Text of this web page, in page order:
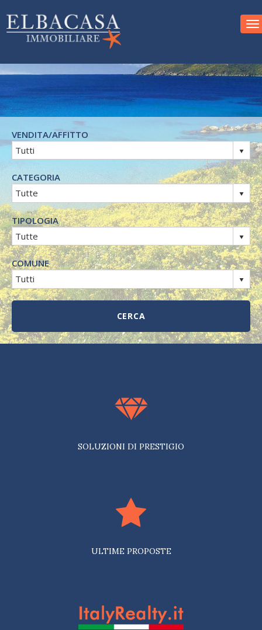
VENDITA/AFFITTO
CATEGORIA
TIPOLOGIA
COMUNE
SOLUZIONI DI PRESTIGIO
ULTIME PROPOSTE